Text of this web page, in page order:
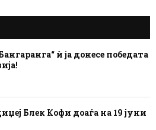
ѝ ја донесе победата
Блек Кофи доаѓа на 19 јуни